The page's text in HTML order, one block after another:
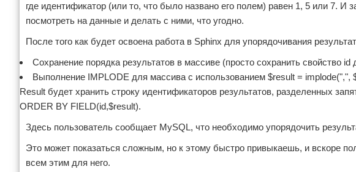
где идентификатор (или то, что было названо его полем) равен 1, 5 или 7.
посмотреть на данные и делать с ними, что угодно.
После того как будет освоена работа в Sphinx для упорядочивания
Сохранение порядка результатов в массиве (просто сохранить свойство id
Выполнение IMPLODE для массива с использованием $result = implode(",",
Result будет хранить строку идентификаторов результатов, разделенных
ORDER BY FIELD(id,$result).
Здесь пользователь сообщает MySQL, что необходимо упорядочить
Это может показаться сложным, но к этому быстро привыкаешь, и вскоре
всем этим для него.